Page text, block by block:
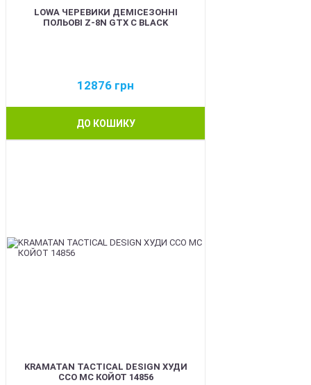
LOWA ЧЕРЕВИКИ ДЕМІСЕЗОННІ
ПОЛЬОВІ Z-8N GTX C BLACK
12876 грн
ДО КОШИКУ
KRAMATAN TACTICAL DESIGN ХУДИ
ССО МС КОЙОТ 14856